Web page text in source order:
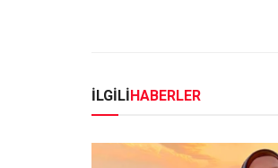
İLGİLİ HABERLER